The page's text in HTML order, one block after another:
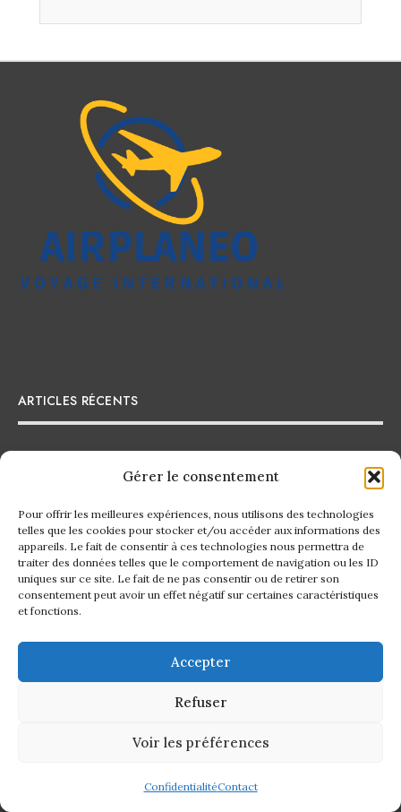
Gérer le consentement
Pour offrir les meilleures expériences, nous utilisons des technologies
telles que les cookies pour stocker et/ou accéder aux informations des
appareils. Le fait de consentir à ces technologies nous permettra de
traiter des données telles que le comportement de navigation ou les ID
uniques sur ce site. Le fait de ne pas consentir ou de retirer son
consentement peut avoir un effet négatif sur certaines caractéristiques
et fonctions.
Accepter
Refuser
Voir les préférences
ConfidentialitéContact
ARTICLES RÉCENTS
Découvrez la beauté des accessoires naturels avec les bijoux
en bois
Comment choisir le plaid idéal pour votre intérieur : conseils
et inspirations
Top 5 des serviettes de plage tendance à découvrir cet été